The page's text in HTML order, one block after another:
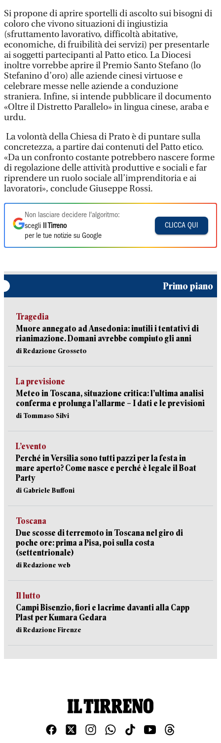
Si propone di aprire sportelli di ascolto sui bisogni di
coloro che vivono situazioni di ingiustizia
(sfruttamento lavorativo, difficoltà abitative,
economiche, di fruibilità dei servizi) per presentarle
ai soggetti partecipanti al Patto etico. La Diocesi
inoltre vorrebbe aprire il Premio Santo Stefano (lo
Stefanino d’oro) alle aziende cinesi virtuose e
celebrare messe nelle aziende a conduzione
straniera. Infine, si intende pubblicare il documento
«Oltre il Distretto Parallelo» in lingua cinese, araba e
urdu.
La volontà della Chiesa di Prato è di puntare sulla
concretezza, a partire dai contenuti del Patto etico.
«Da un confronto costante potrebbero nascere forme
di regolazione delle attività produttive e sociali e far
riprendere un ruolo sociale all’imprenditoria e ai
lavoratori», conclude Giuseppe Rossi.
Non lasciare decidere l'algoritmo:
scegli
Il Tirreno
per le tue notizie su Google
CLICCA QUI
Primo piano
Tragedia
Muore annegato ad Ansedonia: inutili i tentativi di
rianimazione. Domani avrebbe compiuto gli anni
di Redazione Grosseto
La previsione
Meteo in Toscana, situazione critica: l’ultima analisi
conferma e prolunga l’allarme – I dati e le previsioni
di Tommaso Silvi
L’evento
Perché in Versilia sono tutti pazzi per la festa in
mare aperto? Come nasce e perché è legale il Boat
Party
di Gabriele Buffoni
Toscana
Due scosse di terremoto in Toscana nel giro di
poche ore: prima a Pisa, poi sulla costa
(settentrionale)
di Redazione web
Il lutto
Campi Bisenzio, fiori e lacrime davanti alla Capp
Plast per Kumara Gedara
di Redazione Firenze